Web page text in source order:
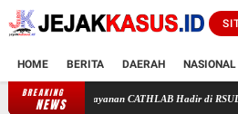
HOME BERITA DAERAH NASIONAL
BREAKING
NEWS
Layanan CATHLAB Hadir di RSUD dr.